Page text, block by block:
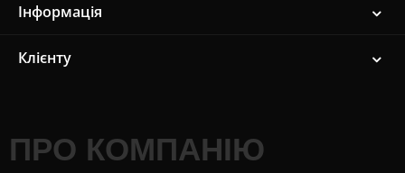
Інформація
Клієнту
ПРО КОМПАНІЮ